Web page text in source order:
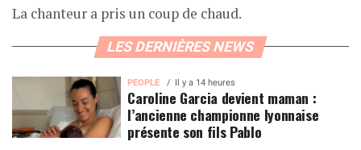
La chanteur a pris un coup de chaud.
LES DERNIÈRES NEWS
PEOPLE Il y a 14 heures
Caroline Garcia devient maman :
l’ancienne championne lyonnaise
présente son fils Pablo